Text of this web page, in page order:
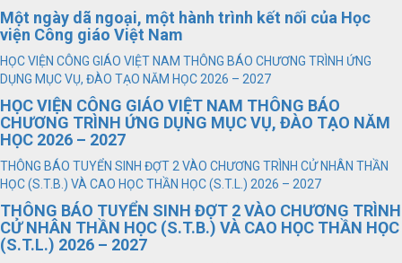
Một ngày dã ngoại, một hành trình kết nối của Học
viện Công giáo Việt Nam
HỌC VIỆN CÔNG GIÁO VIỆT NAM THÔNG BÁO CHƯƠNG TRÌNH ỨNG
DỤNG MỤC VỤ, ĐÀO TẠO NĂM HỌC 2026 – 2027
HỌC VIỆN CÔNG GIÁO VIỆT NAM THÔNG BÁO
CHƯƠNG TRÌNH ỨNG DỤNG MỤC VỤ, ĐÀO TẠO NĂM
HỌC 2026 – 2027
THÔNG BÁO TUYỂN SINH ĐỢT 2 VÀO CHƯƠNG TRÌNH CỬ NHÂN THẦN
HỌC (S.T.B.) VÀ CAO HỌC THẦN HỌC (S.T.L.) 2026 – 2027
THÔNG BÁO TUYỂN SINH ĐỢT 2 VÀO CHƯƠNG TRÌNH
CỬ NHÂN THẦN HỌC (S.T.B.) VÀ CAO HỌC THẦN HỌC
(S.T.L.) 2026 – 2027